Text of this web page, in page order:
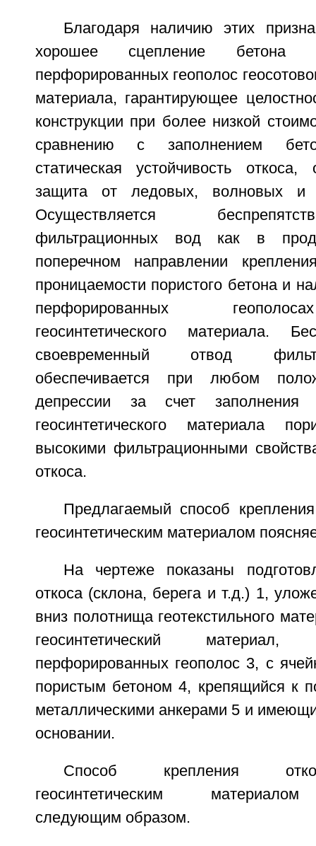
Благодаря наличию этих
хорошее сцепление бетона
перфорированных геополос
материала, гарантирующее
конструкции при более низкой
сравнению с заполнением
статическая устойчивость откоса,
защита от ледовых, волновых и
Осуществляется
фильтрационных вод как в
поперечном направлении
проницаемости пористого бетона и
перфорированных
геосинтетического материала.
своевременный отвод
обеспечивается при любом
депрессии за счет заполнения
геосинтетического материала
высокими фильтрационными
откоса.
Предлагаемый способ
геосинтетическим материалом
На чертеже показаны
откоса (склона, берега и т.д.) 1,
вниз полотнища геотекстильного
геосинтетический
перфорированных геополос 3, с
пористым бетоном 4, крепящийся к
металлическими анкерами 5 и
основании.
Способ крепления
геосинтетическим
следующим образом.